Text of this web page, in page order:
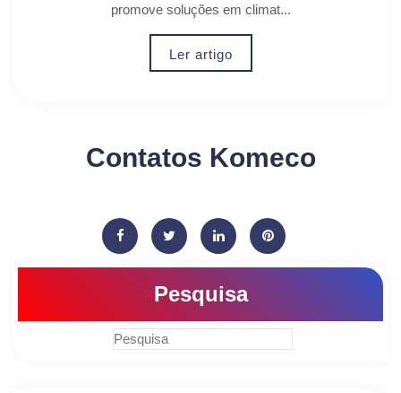
promove soluções em climat...
Ler artigo
Contatos Komeco
Pesquisa